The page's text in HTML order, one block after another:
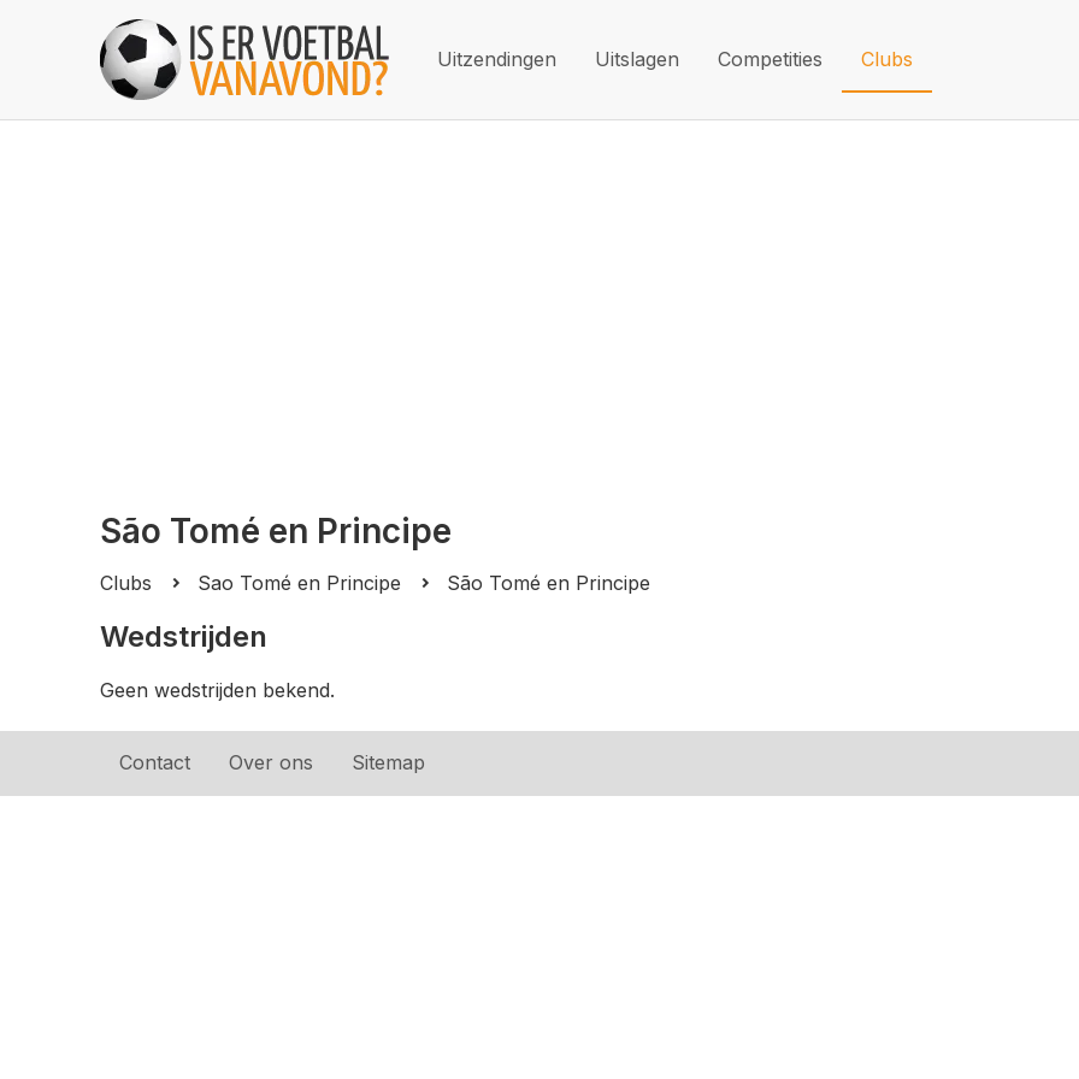
Uitzendingen Uitslagen Competities Clubs
São Tomé en Principe
Clubs Sao Tomé en Principe São Tomé en Principe
Wedstrijden
Geen wedstrijden bekend.
Contact Over ons Sitemap